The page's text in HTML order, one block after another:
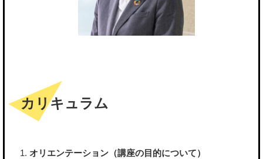
カリキュラム
オリエンテーション（講座の目的について）